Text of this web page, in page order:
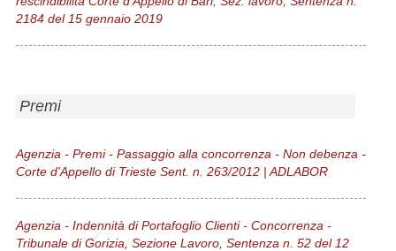
2184 del 15 gennaio 2019
Premi
Agenzia - Premi - Passaggio alla concorrenza - Non debenza -
Corte d'Appello di Trieste Sent. n. 263/2012 | ADLABOR
Agenzia - Indennità di Portafoglio Clienti - Concorrenza -
Tribunale di Gorizia, Sezione Lavoro, Sentenza n. 52 del 12